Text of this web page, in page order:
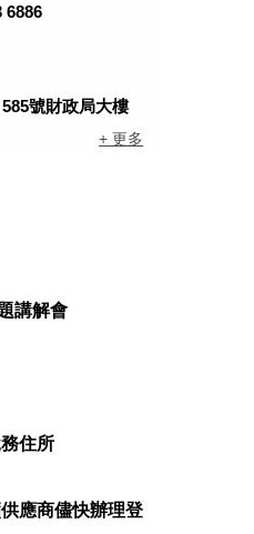
6886
號財政局大樓
+ 更多
講解會
住所
應商儘快辦理登